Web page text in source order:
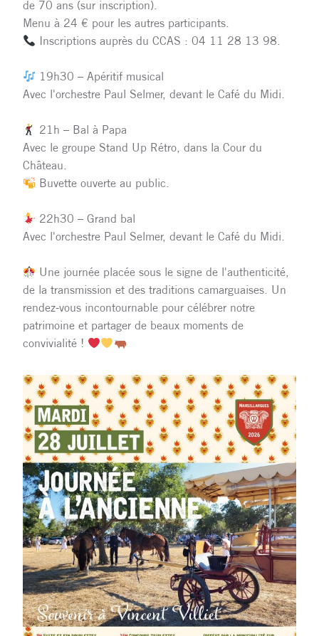
de 70 ans (sur inscription).
Menu à 24 € pour les autres participants.
Inscriptions auprès du CCAS : 04 11 28 13 98.
19h30 – Apéritif musical
Avec l'orchestre Paul Selmer, devant le Café du Midi.
21h – Bal à Papa
Avec le groupe Stand Up Rétro, dans la Cour du
Château.
Buvette ouverte au public.
22h30 – Grand bal
Avec l'orchestre Paul Selmer, devant le Café du Midi.
Une journée placée sous le signe de l'authenticité,
de la transmission et des traditions camarguaises. Un
rendez-vous incontournable pour célébrer notre
patrimoine et partager de beaux moments de
convivialité !